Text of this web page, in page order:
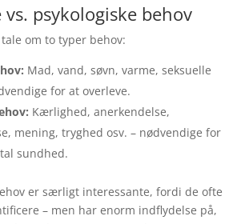
vs. psykologiske behov
om to typer behov:
Mad, vand, søvn, varme, seksuelle
for at overleve.
Kærlighed, anerkendelse,
mening, tryghed osv. – nødvendige for
sundhed.
er særligt interessante, fordi de ofte
– men har enorm indflydelse på,